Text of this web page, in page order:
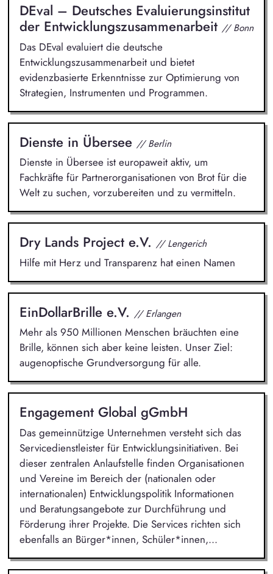
DEval – Deutsches Evaluierungsinstitut
der Entwicklungszusammenarbeit // Bonn
Das DEval evaluiert die deutsche
Entwicklungszusammenarbeit und bietet
evidenzbasierte Erkenntnisse zur Optimierung von
Strategien, Instrumenten und Programmen.
Dienste in Übersee // Berlin
Dienste in Übersee ist europaweit aktiv, um
Fachkräfte für Partnerorganisationen von Brot für die
Welt zu suchen, vorzubereiten und zu vermitteln.
Dry Lands Project e.V. // Lengerich
Hilfe mit Herz und Transparenz hat einen Namen
EinDollarBrille e.V. // Erlangen
Mehr als 950 Millionen Menschen bräuchten eine
Brille, können sich aber keine leisten. Unser Ziel:
augenoptische Grundversorgung für alle.
Engagement Global gGmbH
Das gemeinnützige Unternehmen versteht sich das
Servicedienstleister für Entwicklungsinitiativen. Bei
dieser zentralen Anlaufstelle finden Organisationen
und Vereine im Bereich der (nationalen oder
internationalen) Entwicklungspolitik Informationen
und Beratungsangebote zur Durchführung und
Förderung ihrer Projekte. Die Services richten sich
ebenfalls an Bürger*innen, Schüler*innen,...